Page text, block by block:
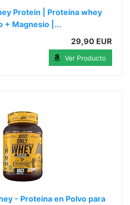
Protein | Proteína whey
+ Magnesio |...
29,90 EUR
Ver Producto
- Proteina en Polvo para